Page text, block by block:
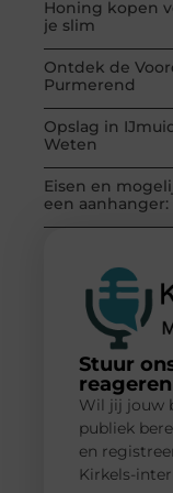
Honing kopen
je slim
Ontdek de
Purmerend
Opslag in
Weten
Eisen en
een
Stuur
Wil jij jouw
publiek
en
Kirkels-